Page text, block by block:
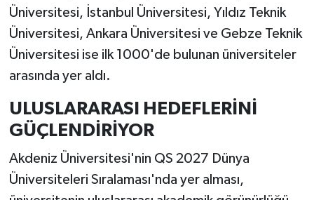
Üniversitesi, İstanbul Üniversitesi, Yıldız Teknik
Üniversitesi, Ankara Üniversitesi ve Gebze Teknik
Üniversitesi ise ilk 1000'de bulunan üniversiteler
arasında yer aldı.
ULUSLARARASI HEDEFLERİNİ
GÜÇLENDİRİYOR
Akdeniz Üniversitesi'nin QS 2027 Dünya
Üniversiteleri Sıralaması'nda yer alması,